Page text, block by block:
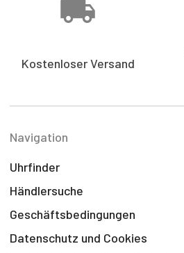
Kostenloser Versand
Navigation
Uhrfinder
Händlersuche
Geschäftsbedingungen
Datenschutz und Cookies